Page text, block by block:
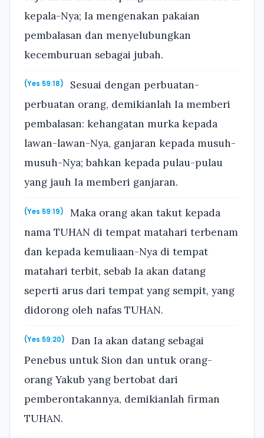
kepala-Nya; Ia mengenakan pakaian
pembalasan dan menyelubungkan
kecemburuan sebagai jubah.
(Yes 59:18)
Sesuai dengan perbuatan-
perbuatan orang, demikianlah Ia memberi
pembalasan: kehangatan murka kepada
lawan-lawan-Nya, ganjaran kepada musuh-
musuh-Nya; bahkan kepada pulau-pulau
yang jauh Ia memberi ganjaran.
(Yes 59:19)
Maka orang akan takut kepada
nama TUHAN di tempat matahari terbenam
dan kepada kemuliaan-Nya di tempat
matahari terbit, sebab Ia akan datang
seperti arus dari tempat yang sempit, yang
didorong oleh nafas TUHAN.
(Yes 59:20)
Dan Ia akan datang sebagai
Penebus untuk Sion dan untuk orang-
orang Yakub yang bertobat dari
pemberontakannya, demikianlah firman
TUHAN.